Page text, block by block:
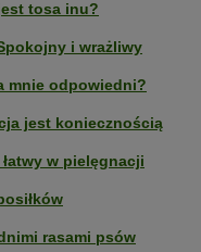
tosa inu?
i wrażliwy
mnie odpowiedni?
jest koniecznością
w pielęgnacji
rasami psów